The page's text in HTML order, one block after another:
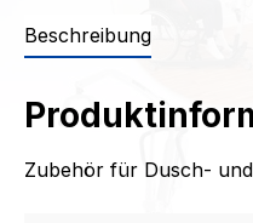
Beschreibung
Zubehör für Dusch-